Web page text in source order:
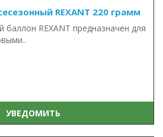
REXANT 220 грамм
REXANT предназначен для
УВЕДОМИТЬ